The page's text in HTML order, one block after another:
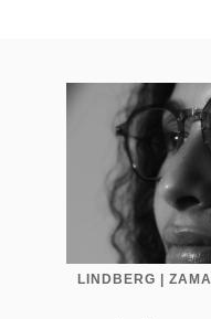
LINDBERG |